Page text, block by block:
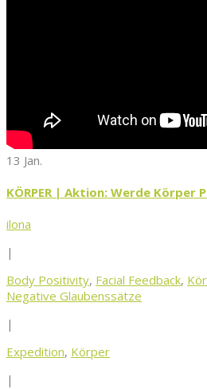
13 Jan.
KÖRPER | Aktion: Werde Körper
ilona
|
Body Positivity, Facial Feedback,
Negative Glaubenssätze
|
Expedition, Körper
|